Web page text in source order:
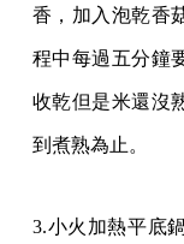
香，加入泡乾香
程中每過五分鐘
收乾但是米還沒
到 煮熟為止。
3.小火加熱平底